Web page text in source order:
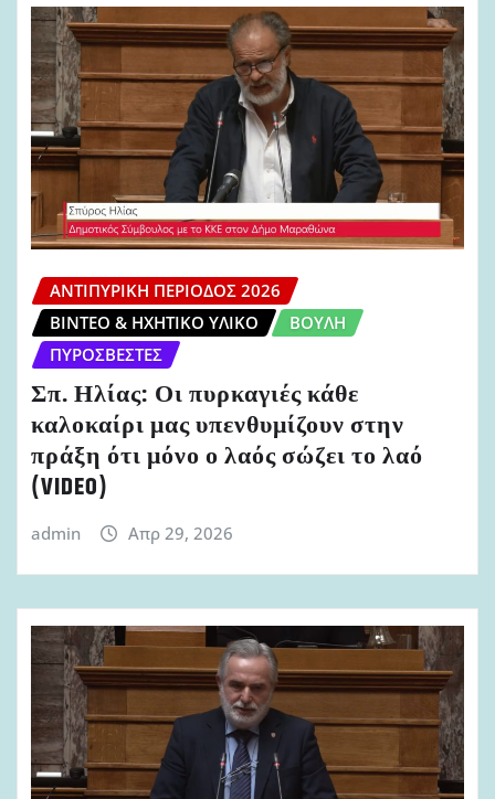
ΑΝΤΙΠΥΡΙΚΉ ΠΕΡΊΟΔΟΣ 2026
ΒΊΝΤΕΟ & ΗΧΗΤΙΚΌ ΥΛΙΚΌ
ΒΟΥΛΉ
ΠΥΡΟΣΒΈΣΤΕΣ
Σπ. Ηλίας: Οι πυρκαγιές κάθε
καλοκαίρι μας υπενθυμίζουν στην
πράξη ότι μόνο ο λαός σώζει το λαό
(VIDEO)
admin Απρ 29, 2026